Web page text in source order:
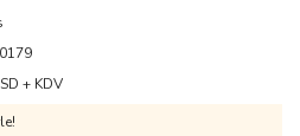
+ KDV